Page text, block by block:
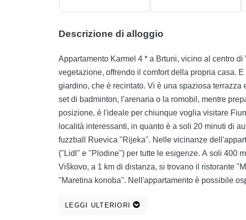
Descrizione di alloggio
Appartamento Karmel 4 * a Brtuni, vicino al centro
vegetazione, offrendo il comfort della propria casa.
giardino, che è recintato. Vi è una spaziosa terrazza
set di badminton, l'arenaria o la romobil, mentre
posizione, è l'ideale per chiunque voglia visitare
località interessanti, in quanto è a soli 20 minuti di
fuzzball Ruevica "Rijeka". Nelle vicinanze
("Lidl" e "Plodine") per tutte le esigenze. A soli 400
Viškovo, a 1 km di distanza, si trovano il ristorante
"Maretina konoba". Nell'appartamento è possibile
Mettiamo una culla, se necessario. Ogni camera ha
LEGGI ULTERIORI